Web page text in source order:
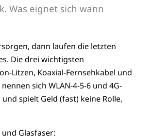
Was eignet sich wann
dann laufen die letzten
Die drei wichtigsten
Litzen, Koaxial-Fernsehkabel und
sich WLAN-4-5-6 und 4G-
spielt Geld (fast) keine Rolle,
Glasfaser: